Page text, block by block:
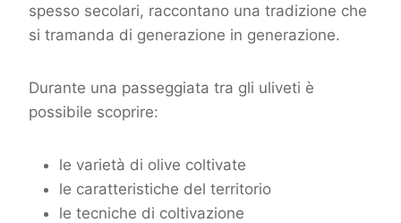
spesso secolari, raccontano una tradizione che
si tramanda di generazione in generazione.
Durante una passeggiata tra gli uliveti è
possibile scoprire:
le varietà di olive coltivate
le caratteristiche del territorio
le tecniche di coltivazione